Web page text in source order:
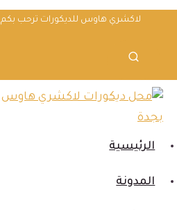
التجاوز
المحتوى
لاكشري هاوس للديكورات ترحب بكم
الرئيسية
المدونة